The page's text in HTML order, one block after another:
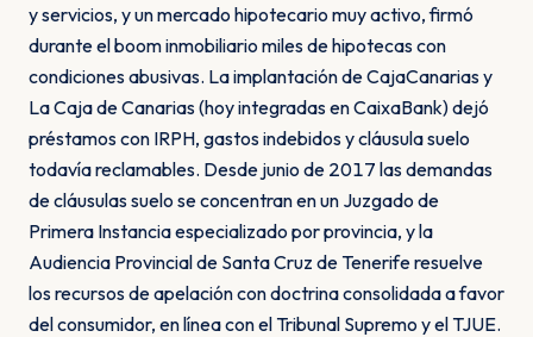
y servicios, y un mercado hipotecario muy activo, firmó
durante el boom inmobiliario miles de hipotecas con
condiciones abusivas. La implantación de CajaCanarias y
La Caja de Canarias (hoy integradas en CaixaBank) dejó
préstamos con IRPH, gastos indebidos y cláusula suelo
todavía reclamables. Desde junio de 2017 las demandas
de cláusulas suelo se concentran en un Juzgado de
Primera Instancia especializado por provincia, y la
Audiencia Provincial de Santa Cruz de Tenerife resuelve
los recursos de apelación con doctrina consolidada a favor
del consumidor, en línea con el Tribunal Supremo y el TJUE.